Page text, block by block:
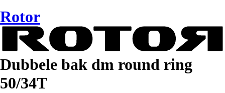
Rotor
Dubbele bak dm round ring
50/34T